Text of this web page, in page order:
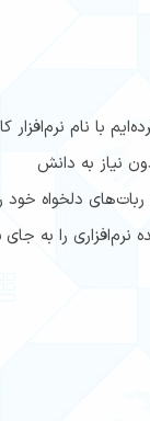
با نام نرم‌افزار
نیاز به دانش
دلخواه خود
نرم‌افزاری را به